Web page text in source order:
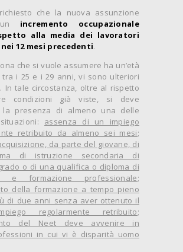
che la nuova assunzione
incremento occupazionale
alla media dei lavoratori
12 mesi precedenti.
che si vuole assumere ha un’età
tra i 25 e i 29 anni, vi sono ulteriori
In tale circostanza, oltre al rispetto
condizioni già viste, si deve
la presenza di almeno una delle
assenza di un impiego
retribuito da almeno sei mesi;
da parte del giovane, di
di istruzione secondaria di
o di una qualifica o diploma di
e formazione professionale;
della formazione a tempo pieno
di due anni senza aver ottenuto il
regolarmente retribuito;
del Neet deve avvenire in
in cui vi è disparità uomo